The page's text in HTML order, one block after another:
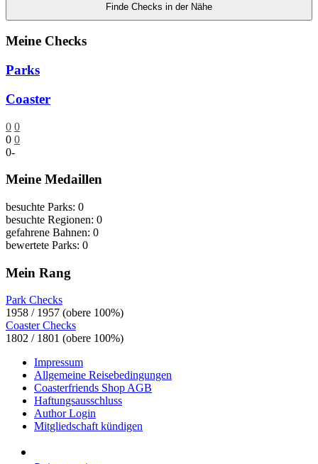
Finde Checks in der Nähe
Meine Checks
Parks
Coaster
0 0
0 0
0-
Meine Medaillen
besuchte Parks: 0
besuchte Regionen: 0
gefahrene Bahnen: 0
bewertete Parks: 0
Mein Rang
Park Checks
1958 / 1957 (obere 100%)
Coaster Checks
1802 / 1801 (obere 100%)
Impressum
Allgemeine Reisebedingungen
Coasterfriends Shop AGB
Haftungsausschluss
Author Login
Mitgliedschaft kündigen